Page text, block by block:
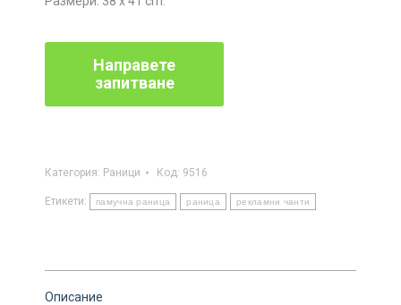
Категория: Раници Код: 9516
Етикети: памучна раница раница рекламни чанти
Описание